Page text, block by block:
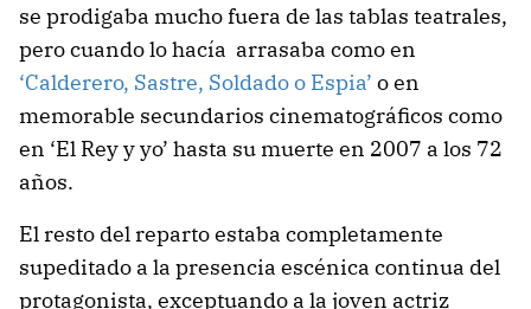
se prodigaba mucho fuera de las tablas teatrales,
pero cuando lo hacía arrasaba como en
‘Calderero, Sastre, Soldado o Espia’ o en
memorable secundarios cinematográficos como
en ‘El Rey y yo’ hasta su muerte en 2007 a los 72
años.
El resto del reparto estaba completamente
supeditado a la presencia escénica continua del
protagonista, exceptuando a la joven actriz